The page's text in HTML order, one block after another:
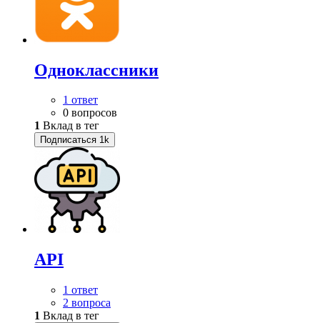
Одноклассники
1 ответ
0 вопросов
1 Вклад в тег
Подписаться 1k
API
1 ответ
2 вопроса
1 Вклад в тег